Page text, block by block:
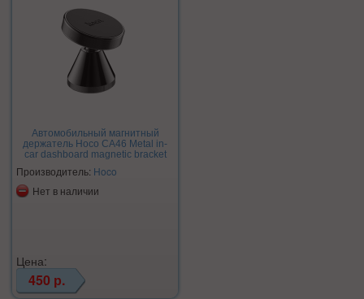
Автомобильный магнитный
держатель Hoco CA46 Metal in-
car dashboard magnetic bracket
Производитель: Hoco
Нет в наличии
Цена:
450 р.